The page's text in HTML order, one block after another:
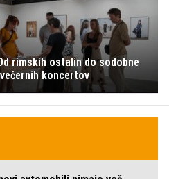
rimskih ostalin do sodobne
koncertov